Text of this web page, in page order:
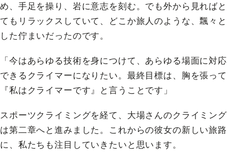
め、手足を操り、岩に意志を刻む。でも外から見ればと
てもリラックスしていて、どこか旅人のような、飄々と
した佇まいだったのです。
「今はあらゆる技術を身につけて、あらゆる場面に対応
できるクライマーになりたい。最終目標は、胸を張って
『私はクライマーです』と言うことです」
スポーツクライミングを経て、大場さんのクライミング
は第二章へと進みました。これからの彼女の新しい旅路
に、私たちも注目していきたいと思います。